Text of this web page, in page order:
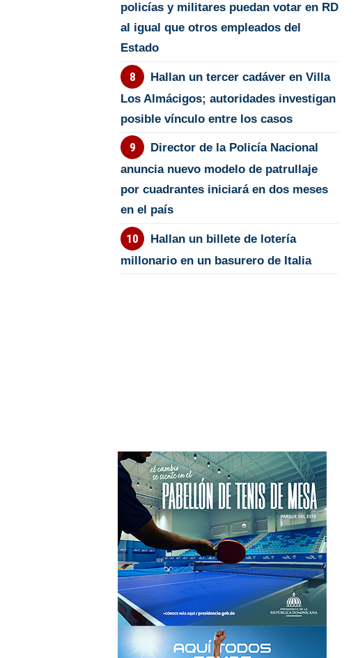
policías y militares puedan votar en RD
al igual que otros empleados del
Estado
Hallan un tercer cadáver en Villa
Los Almácigos; autoridades investigan
posible vínculo entre los casos
Director de la Policía Nacional
anuncia nuevo modelo de patrullaje
por cuadrantes iniciará en dos meses
en el país
Hallan un billete de lotería
millonario en un basurero de Italia